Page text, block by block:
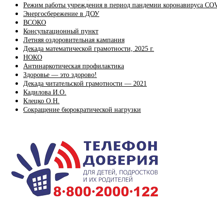
Режим работы учреждения в период пандемии коронавируса
Энергосбережение в ДОУ
ВСОКО
Консультационный пункт
Летняя оздоровительная кампания
Декада математической грамотности, 2025 г.
НОКО
Антинаркотическая профилактика
Здоровье — это здорово!
Декада читательской грамотности — 2021
Кадилова И.О.
Клецко О.Н.
Сокращение бюрократической нагрузки